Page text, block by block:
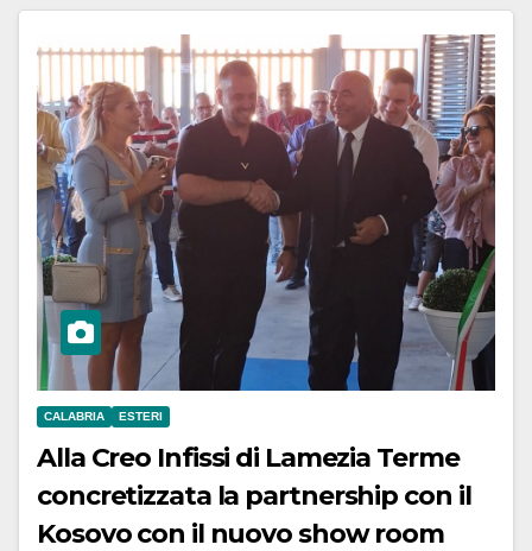
CALABRIA ESTERI
Alla Creo Infissi di Lamezia Terme
concretizzata la partnership con il
Kosovo con il nuovo show room